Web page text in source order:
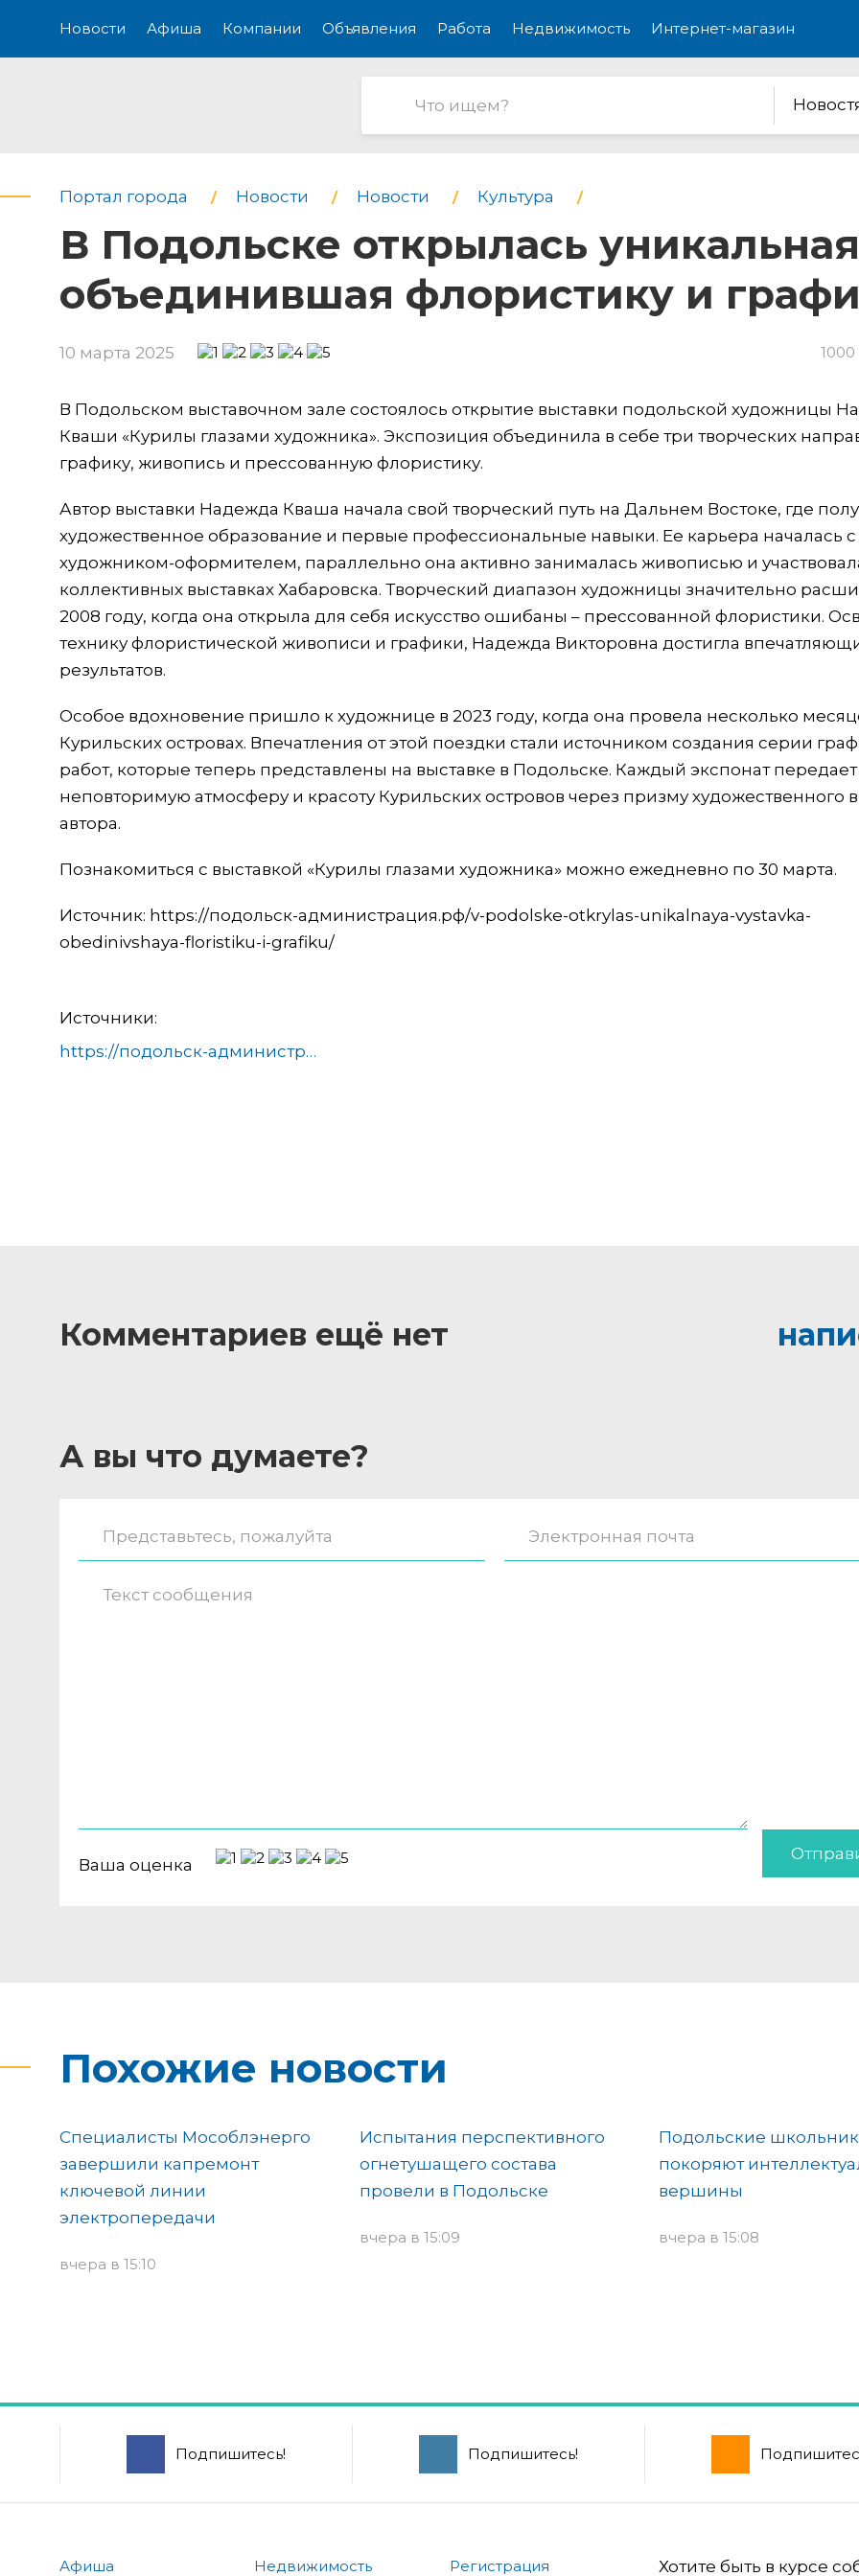
Новости Афиша Компании Объявления Работа Недвижимость Интернет-магазин
Портал города Новости Новости Культура
В Подольске открылась
объединившая флористику и
10 марта 2025 1000
В Подольском выставочном зале состоялось открытие выставки подольской художницы
Кваши «Курилы глазами художника». Экспозиция объединила в себе три творческих
графику, живопись и прессованную флористику.
Автор выставки Надежда Кваша начала свой творческий путь на Дальнем Востоке, где
художественное образование и первые профессиональные навыки. Ее карьера началась
художником-оформителем, параллельно она активно занималась живописью и
коллективных выставках Хабаровска. Творческий диапазон художницы значительно
2008 году, когда она открыла для себя искусство ошибаны – прессованной флористики.
технику флористической живописи и графики, Надежда Викторовна достигла
результатов.
Особое вдохновение пришло к художнице в 2023 году, когда она провела несколько
Курильских островах. Впечатления от этой поездки стали источником создания серии
работ, которые теперь представлены на выставке в Подольске. Каждый экспонат передает
неповторимую атмосферу и красоту Курильских островов через призму художественного
автора.
Познакомиться с выставкой «Курилы глазами художника» можно ежедневно по 30 марта.
Источник: https://подольск-администрация.рф/v-podolske-otkrylas-unikalnaya-vystavka-
obedinivshaya-floristiku-i-grafiku/
Источники:
https://подольск-администрация.рф/v-podolske-otkrylas-unikalnaya-vystavka-obedinivshaya-floristiku-i-grafiku/
Комментариев ещё нет
А вы что думаете?
Ваша оценка
Похожие новости
Специалисты Мособлэнерго
завершили капремонт
ключевой линии
электропередачи
вчера в 15:10
Испытания перспективного
огнетушащего состава
провели в Подольске
вчера в 15:09
Подольские
покоряют
вершины
вчера в 15:08
Подпишитесь! Подпишитесь!
Афиша Недвижимость Регистрация Хотите быть в курсе